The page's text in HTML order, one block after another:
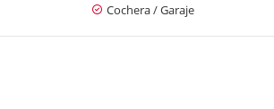
Cochera / Garaje